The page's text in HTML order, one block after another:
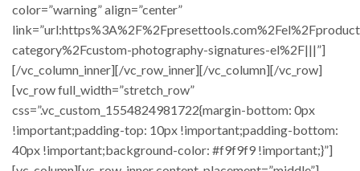
color=”warning” align=”center”
category%2Fcustom-photography-signatures-el%2F|||”]
[/vc_column_inner][/vc_row_inner][/vc_column][/vc_row]
[vc_row full_width=”stretch_row”
css=”.vc_custom_1554824981722{margin-bottom: 0px
!important;padding-top: 10px !important;padding-bottom:
40px !important;background-color: #f9f9f9 !important;}”]